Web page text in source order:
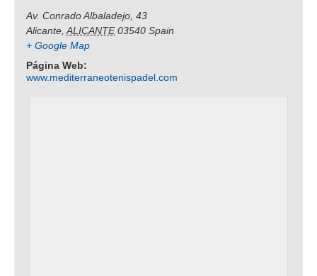
Av. Conrado Albaladejo, 43
Alicante ALICANTE 03540 Spain
+ Google Map
Página Web:
www.mediterraneotenispadel.com